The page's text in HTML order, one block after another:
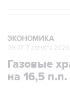
ЭКОНОМИКА
09:07, 7 августа 2026
Газовые
на 16,5